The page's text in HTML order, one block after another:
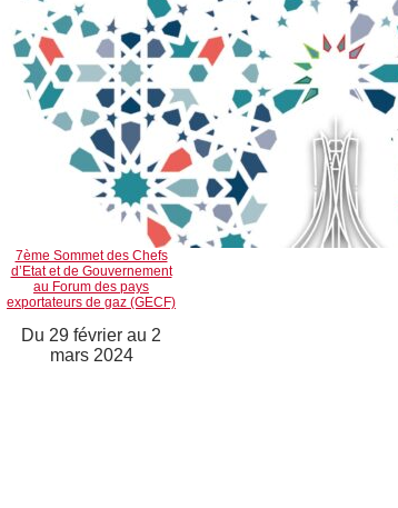
7ème Sommet des Chefs
d’Etat et de Gouvernement
au Forum des pays
exportateurs de gaz (GECF)
Du 29 février au 2
mars 2024